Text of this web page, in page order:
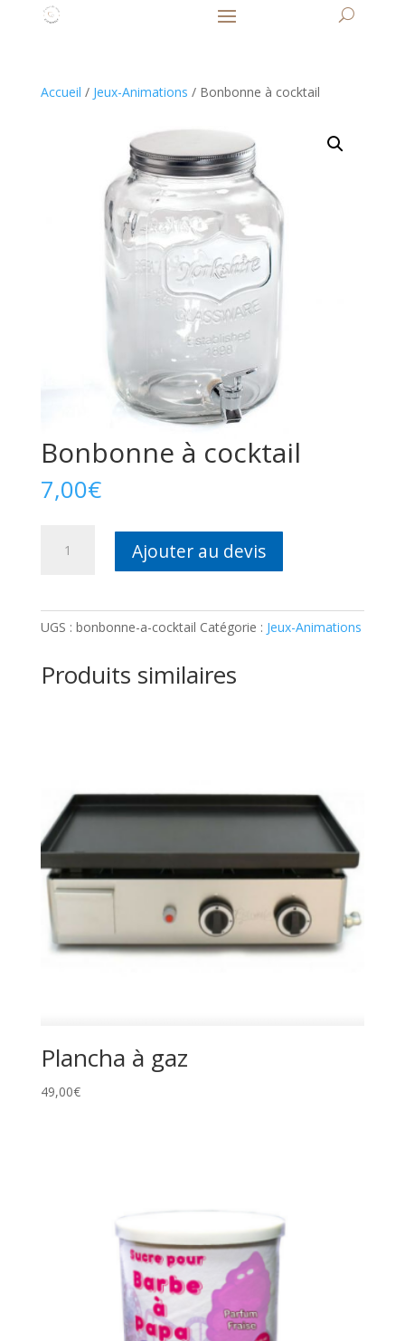
Accueil / Jeux-Animations / Bonbonne à cocktail
Bonbonne à cocktail
7,00€
cocktail
Ajouter au devis
UGS : bonbonne-a-cocktail Catégorie : Jeux-Animations
Produits similaires
Plancha à gaz
49,00€